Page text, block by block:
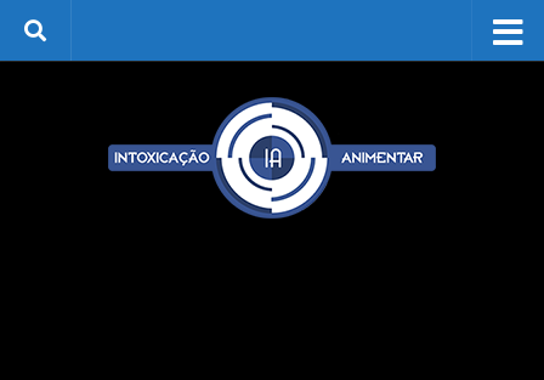
Skip to content